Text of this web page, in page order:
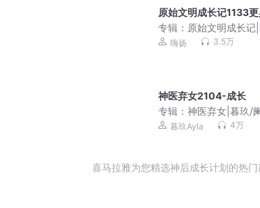
原始文明成长记1133
专辑： 原始文明成长记
霸有声剧
嗨扬 3.5万
神医弃女2104-成长
专辑： 神医弃女|暮玖/
先生（废柴重生多人有
暮玖Ayla 4万
喜马拉雅为您精选神后成长计划的热